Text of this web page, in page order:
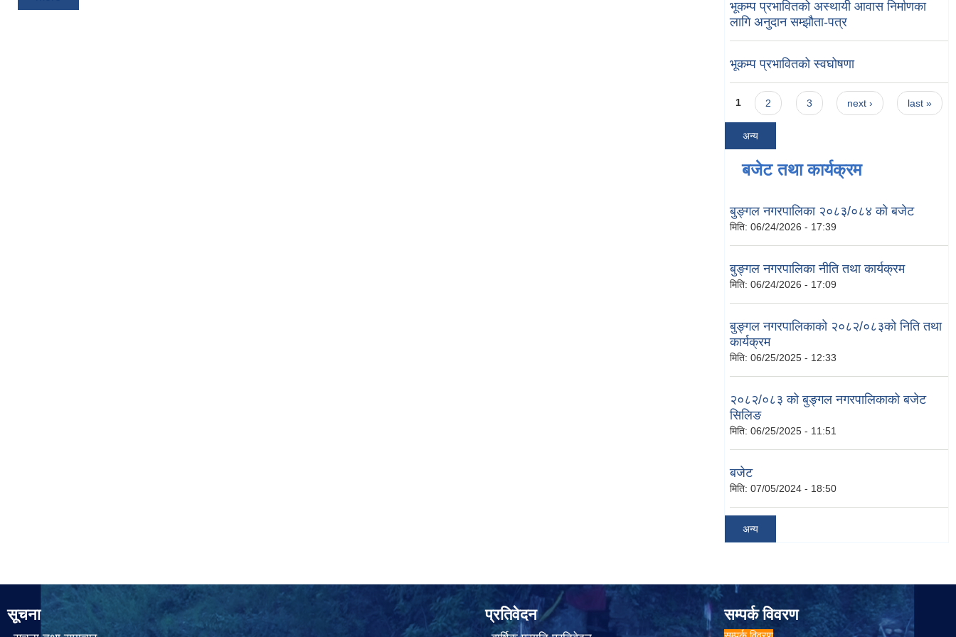
भूकम्प प्रभावितको अस्थायी आवास निर्माणका
लागि अनुदान सम्झौता-पत्र
भूकम्प प्रभावितको स्वघोषणा
Pages
1 2 3 next › last »
अन्य
बजेट तथा कार्यक्रम
बुङ्गल नगरपालिका २०८३/०८४ को बजेट
मिति: 06/24/2026 - 17:39
बुङ्गल नगरपालिका नीति तथा कार्यक्रम
मिति: 06/24/2026 - 17:09
बुङ्गल नगरपालिकाको २०८२/०८३को निति तथा
कार्यक्रम
मिति: 06/25/2025 - 12:33
२०८२/०८३ को बुङ्गल नगरपालिकाको बजेट
सिलिङ
मिति: 06/25/2025 - 11:51
बजेट
मिति: 07/05/2024 - 18:50
अन्य
सूचना प्रतिवेदन सम्पर्क विवरण